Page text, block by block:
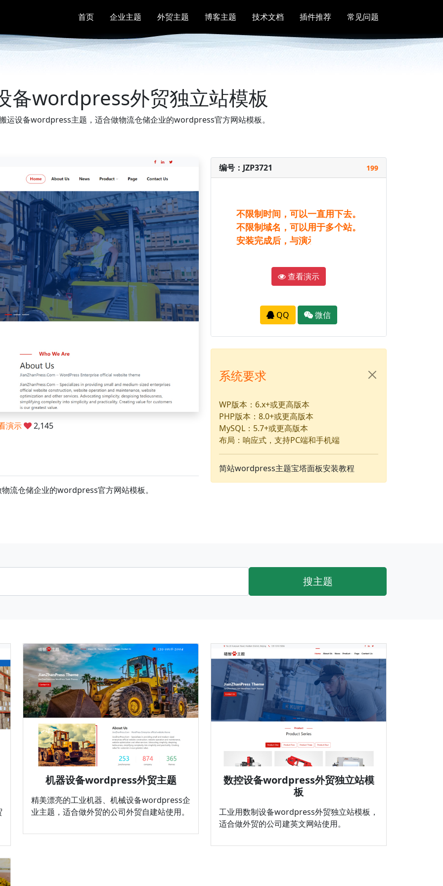
首页 企业主题 外贸主题 博客主题 技术文档 插件推荐 常见问题
备wordpress外贸独立站模板
运设备wordpress主题，适合做物流仓储企业的wordpress官方网站模板。
演示 2,145
流仓储企业的wordpress官方网站模板。
编号：JZP3721 199
不限制时间，可以一直用下去。
不限制域名，可以用于多个站。
安装完成后，与演示完全一样。
查看演示
QQ 微信
系统要求
WP版本：6.x+或更高版本
PHP版本：8.0+或更高版本
MySQL：5.7+或更高版本
布局：响应式，支持PC端和手机端
简站wordpress主题宝塔面板安装教程
搜主题
机器设备wordpress外贸主题
精美漂亮的工业机器、机械设备wordpress企
业主题，适合做外贸的公司外贸自建站使用。
数控设备wordpress外贸独立站模
板
工业用数制设备wordpress外贸独立站模板，
适合做外贸的公司建英文网站使用。